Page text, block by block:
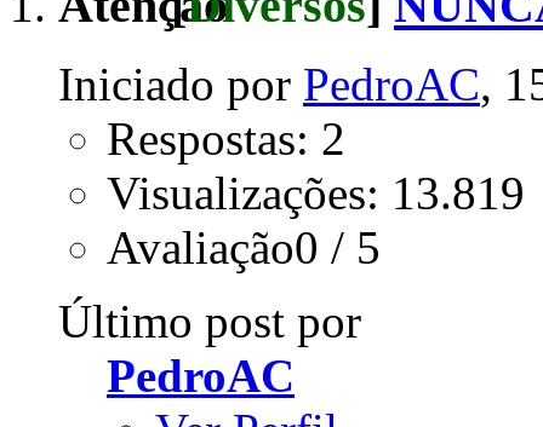
Iniciado por PedroAC,
Respostas: 2
Visualizações: 13.819
Avaliação0 / 5
Último post por
PedroAC